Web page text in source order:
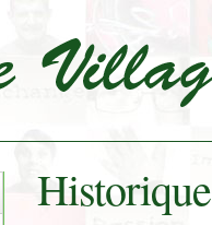
Historique